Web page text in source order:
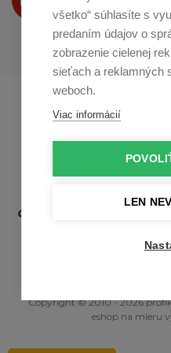
na Youtube
Profikuchař.cz
Copyright © 2010 - 2026
eshop na mieru
všetko“ súhlasíte s
predaním údajov o
zobrazenie cielenej
sieťach a reklamných
weboch.
Viac informácií
LEN